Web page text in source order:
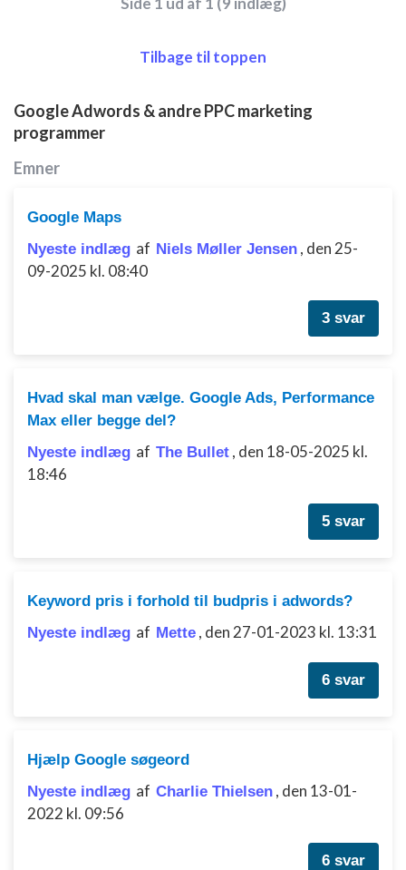
Tilbage til toppen
Google Adwords & andre PPC marketing
programmer
Emner
Google Maps
Nyeste indlæg af Niels Møller Jensen , den 25-
09-2025 kl. 08:40
3 svar
Hvad skal man vælge. Google Ads, Performance
Max eller begge del?
Nyeste indlæg af The Bullet , den 18-05-2025 kl.
18:46
5 svar
Keyword pris i forhold til budpris i adwords?
Nyeste indlæg af Mette , den 27-01-2023 kl. 13:31
6 svar
Hjælp Google søgeord
Nyeste indlæg af Charlie Thielsen , den 13-01-
2022 kl. 09:56
6 svar